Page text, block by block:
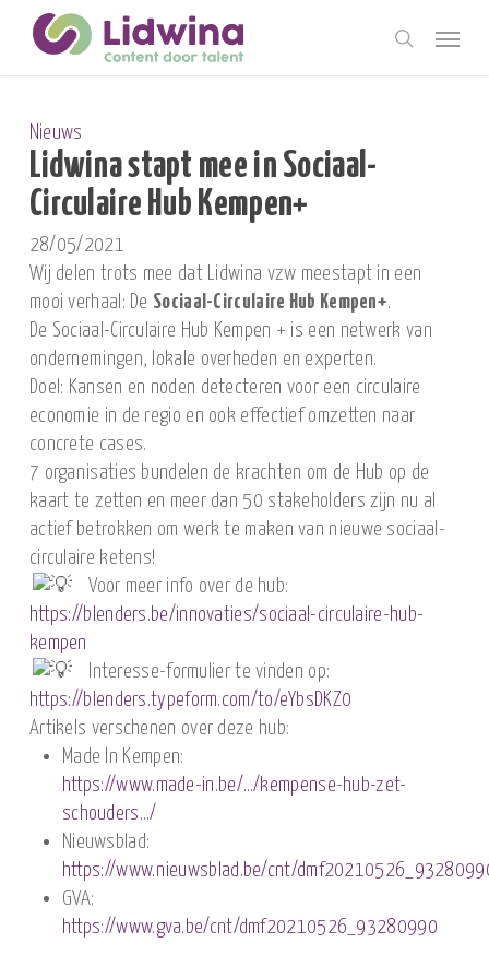
search
Nieuws
Lidwina stapt mee in Sociaal-
Circulaire Hub Kempen+
28/05/2021
Wij delen trots mee dat Lidwina vzw meestapt in een
mooi verhaal: De Sociaal-Circulaire Hub Kempen+.
De Sociaal-Circulaire Hub Kempen + is een netwerk van
ondernemingen, lokale overheden en experten.
Doel: Kansen en noden detecteren voor een circulaire
economie in de regio en ook effectief omzetten naar
concrete cases.
7 organisaties bundelen de krachten om de Hub op de
kaart te zetten en meer dan 50 stakeholders zijn nu al
actief betrokken om werk te maken van nieuwe sociaal-
circulaire ketens!
Voor meer info over de hub:
https://blenders.be/innovaties/sociaal-circulaire-hub-
kempen
Interesse-formulier te vinden op:
https://blenders.typeform.com/to/eYbsDKZ0
Artikels verschenen over deze hub:
Made In Kempen:
https://www.made-in.be/…/kempense-hub-zet-
schouders…/
Nieuwsblad:
https://www.nieuwsblad.be/cnt/
GVA:
https://www.gva.be/cnt/dmf20210526_93280990